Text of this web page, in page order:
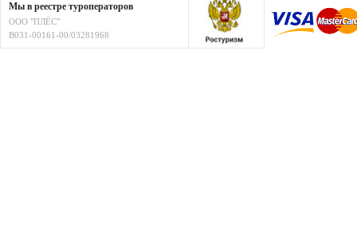
Мы в реестре туроператоров
ООО "ПЛЁС"
В031-00161-00/03281968